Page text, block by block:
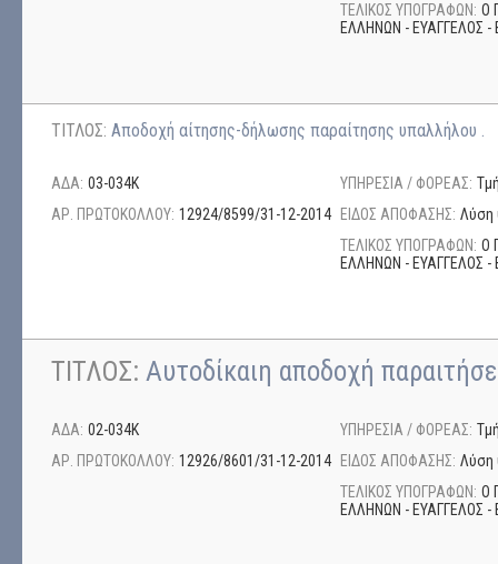
ΤΕΛΙΚΟΣ ΥΠΟΓΡΑΦΩΝ: Ο
ΕΛΛΗΝΩΝ - ΕΥΑΓΓΕΛΟΣ -
ΤΙΤΛΟΣ: Αποδοχή αίτησης-δήλωσης παραίτησης υπαλλήλου .
ΑΔΑ: 03-034Κ
ΑΡ. ΠΡΩΤΟΚΟΛΛΟΥ: 12924/8599/31-12-2014
ΥΠΗΡΕΣΙΑ / ΦΟΡΕΑΣ:
ΕΙΔΟΣ ΑΠΟΦΑΣΗΣ: Λύση
ΤΕΛΙΚΟΣ ΥΠΟΓΡΑΦΩΝ: Ο
ΕΛΛΗΝΩΝ - ΕΥΑΓΓΕΛΟΣ -
ΤΙΤΛΟΣ: Αυτοδίκαιη αποδοχή
ΑΔΑ: 02-034Κ
ΑΡ. ΠΡΩΤΟΚΟΛΛΟΥ: 12926/8601/31-12-2014
ΥΠΗΡΕΣΙΑ / ΦΟΡΕΑΣ:
ΕΙΔΟΣ ΑΠΟΦΑΣΗΣ: Λύση
ΤΕΛΙΚΟΣ ΥΠΟΓΡΑΦΩΝ: Ο
ΕΛΛΗΝΩΝ - ΕΥΑΓΓΕΛΟΣ -